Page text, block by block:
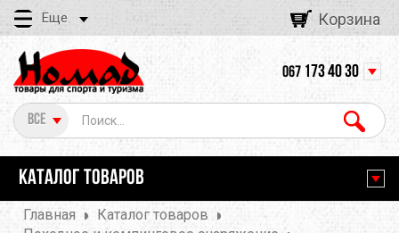
Еще Корзина
Все
067 173 40 30
КАТАЛОГ ТОВАРОВ
Главная
Каталог товаров